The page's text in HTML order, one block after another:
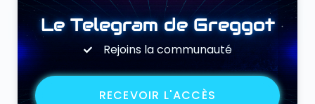
Le Telegram de Greggot
Rejoins la communauté
RECEVOIR L'ACCÈS